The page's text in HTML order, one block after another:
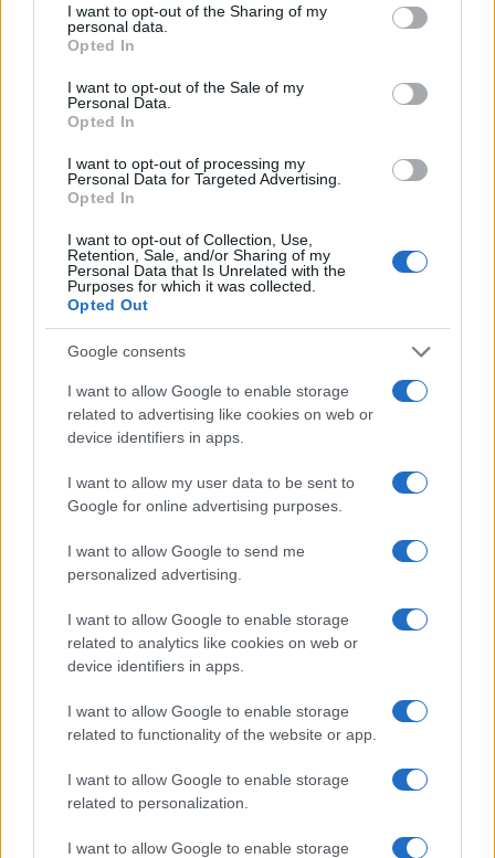
not limited to your visit or usage behaviour. You may click to
grant or deny consent to Google and its third-party tags to
use your data for below specified purposes in below Google
consent section.
I want to opt-out of the Sharing of my
personal data.
Opted In
I want to opt-out of the Sale of my
Personal Data.
Opted In
I want to opt-out of processing my
Personal Data for Targeted Advertising.
Opted In
I want to opt-out of Collection, Use,
Retention, Sale, and/or Sharing of my
Personal Data that Is Unrelated with the
Purposes for which it was collected.
Opted Out
Google consents
I want to allow Google to enable storage
related to advertising like cookies on web or
device identifiers in apps.
I want to allow my user data to be sent to
Google for online advertising purposes.
I want to allow Google to send me
personalized advertising.
I want to allow Google to enable storage
related to analytics like cookies on web or
device identifiers in apps.
I want to allow Google to enable storage
related to functionality of the website or app.
I want to allow Google to enable storage
related to personalization.
I want to allow Google to enable storage
Condividi l'articolo
F
a
ce
b
o
o
k
T
w
te
r
Pi
n
re
W
s
p
p
S
re
Prossimo articolo
NOTIZIE RECENTI
Le previsioni meteo per il weekend a Olbia e in
Gallura
Michelle Hunziker in Gallura, bella anche dal
Calangianus, dopo le polemiche il centro
accoglienza minori chiude
Olbia, divieto di sosta contro spaccio e degrado:
esplode la protesta
Pausa caffè impeccabile: come scegliere la
soluzione ideale per la casa e l’ufficio
Monte Pino, la fine di un lungo dolore: storia e
rinascita della strada che segnò la Gallura